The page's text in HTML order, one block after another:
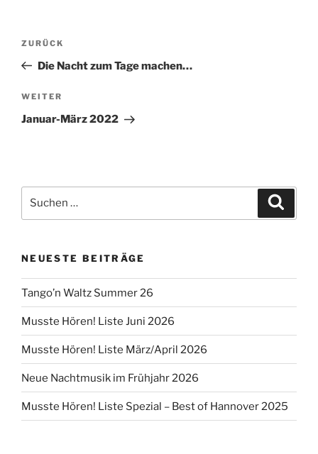
Beitragsnavigation
Vorheriger
Beitrag
ZURÜCK
Die Nacht zum Tage machen…
Nächster
Beitrag
WEITER
Januar-März 2022
nach:
NEUESTE BEITRÄGE
Tango’n Waltz Summer 26
Musste Hören! Liste Juni 2026
Musste Hören! Liste März/April 2026
Neue Nachtmusik im Frühjahr 2026
Musste Hören! Liste Spezial – Best of Hannover 2025